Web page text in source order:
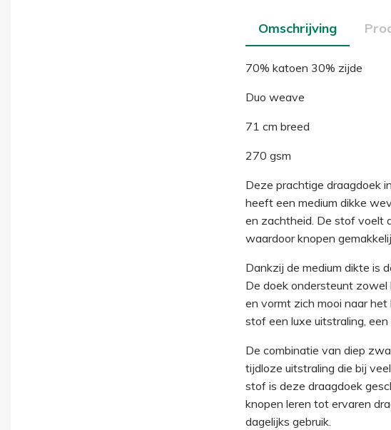
Omschrijving
70% katoen 30% zijde
Duo weave
71 cm breed
270 gsm
Deze prachtige draagdoek
heeft een medium dikke
en zachtheid. De stof voelt
waardoor knopen
Dankzij de medium dikte is
De doek ondersteunt zowel
en vormt zich mooi naar
stof een luxe uitstraling,
De combinatie van diep
tijdloze uitstraling die bij
stof is deze draagdoek
knopen leren tot ervaren
dagelijks gebruik.